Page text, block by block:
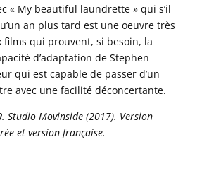
« My beautiful laundrette » qui s’il
an plus tard est une oeuvre très
films qui prouvent, si besoin, la
d’adaptation de Stephen
qui est capable de passer d’un
avec une facilité déconcertante.
Studio Movinside (2017). Version
et version française.